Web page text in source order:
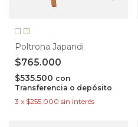
Poltrona Japandi
$765.000
$535.500 con
Transferencia o depósito
3 x $255.000 sin interés